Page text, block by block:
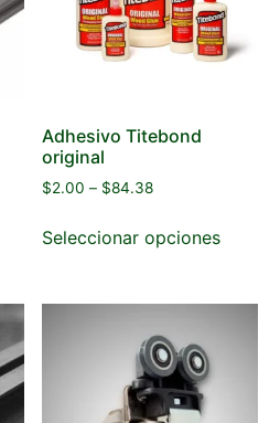
Adhesivo Titebond
original
$2.00 – $84.38
Seleccionar opciones